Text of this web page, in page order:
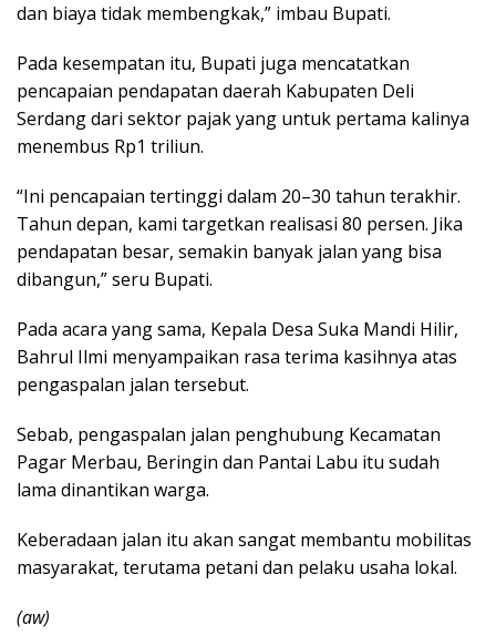
dan biaya tidak membengkak,” imbau Bupati.
Pada kesempatan itu, Bupati juga mencatatkan
pencapaian pendapatan daerah Kabupaten Deli
Serdang dari sektor pajak yang untuk pertama kalinya
menembus Rp1 triliun.
“Ini pencapaian tertinggi dalam 20–30 tahun terakhir.
Tahun depan, kami targetkan realisasi 80 persen. Jika
pendapatan besar, semakin banyak jalan yang bisa
dibangun,” seru Bupati.
Pada acara yang sama, Kepala Desa Suka Mandi Hilir,
Bahrul Ilmi menyampaikan rasa terima kasihnya atas
pengaspalan jalan tersebut.
Sebab, pengaspalan jalan penghubung Kecamatan
Pagar Merbau, Beringin dan Pantai Labu itu sudah
lama dinantikan warga.
Keberadaan jalan itu akan sangat membantu mobilitas
masyarakat, terutama petani dan pelaku usaha lokal.
(aw)